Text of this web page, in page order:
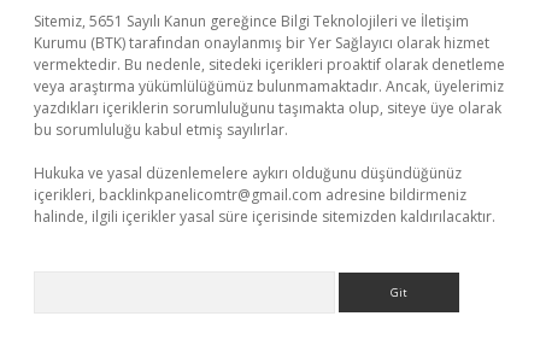
Sitemiz, 5651 Sayılı Kanun gereğince Bilgi Teknolojileri ve İletişim
Kurumu (BTK) tarafından onaylanmış bir Yer Sağlayıcı olarak hizmet
vermektedir. Bu nedenle, sitedeki içerikleri proaktif olarak denetleme
veya araştırma yükümlülüğümüz bulunmamaktadır. Ancak, üyelerimiz
yazdıkları içeriklerin sorumluluğunu taşımakta olup, siteye üye olarak
bu sorumluluğu kabul etmiş sayılırlar.
Hukuka ve yasal düzenlemelere aykırı olduğunu düşündüğünüz
içerikleri, backlinkpanelicomtr@gmail.com adresine bildirmeniz
halinde, ilgili içerikler yasal süre içerisinde sitemizden kaldırılacaktır.